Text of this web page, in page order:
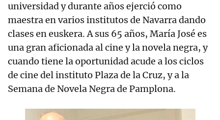
universidad y durante años ejerció como
maestra en varios institutos de Navarra dando
clases en euskera. A sus 65 años, María José es
una gran aficionada al cine y la novela negra, y
cuando tiene la oportunidad acude a los ciclos
de cine del instituto Plaza de la Cruz, y a la
Semana de Novela Negra de Pamplona.